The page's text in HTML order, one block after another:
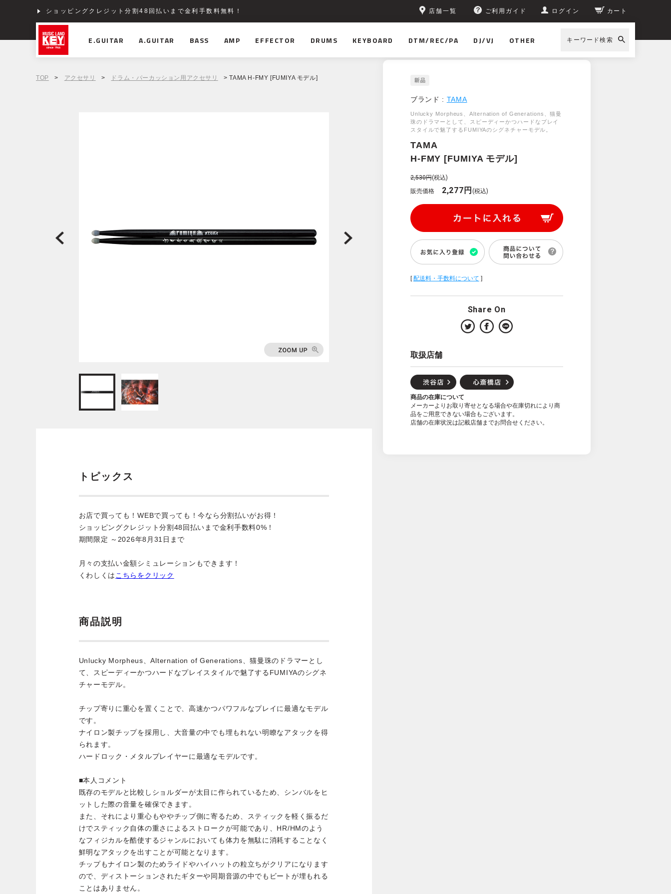
ショッピングクレジット分割48回払いまで金利手数料無料！ 店舗一覧 ご利用ガイド ログイン カート
E.GUITAR A.GUITAR BASS AMP EFFECTOR DRUMS KEYBOARD DTM/REC/PA DJ/VJ OTHER キーワード検索
TOP > アクセサリ > ドラム・パーカッション用アクセサリ > TAMA H-FMY [FUMIYA モデル]
ブランド : TAMA
Unlucky Morpheus、Alternation of Generations、猫曼
珠のドラマーとして、スピーディーかつハードなプレイ
スタイルで魅了するFUMIYAのシグネチャーモデル。
TAMA
H-FMY [FUMIYA モデル]
2,530円(税込)
販売価格
2,277円 (税込)
[配送料・手数料について ]
Share On
取扱店舗
商品の在庫について
メーカーよりお取り寄せとなる場合や在庫切れにより商
品をご用意できない場合もございます。
店舗の在庫状況は記載店舗までお問合せください。
トピックス
お店で買っても！WEBで買っても！今なら分割払いがお得！
ショッピングクレジット分割48回払いまで金利手数料0%！
期間限定 ～2026年8月31日まで
月々の支払い金額シミュレーションもできます！
くわしくは こちらをクリック
商品説明
Unlucky Morpheus、Alternation of Generations、猫曼珠のドラマーとし
て、スピーディーかつハードなプレイスタイルで魅了するFUMIYAのシグネ
チャーモデル。
チップ寄りに重心を置くことで、高速かつパワフルなプレイに最適なモデル
です。
ナイロン製チップを採用し、大音量の中でも埋もれない明瞭なアタックを得
られます。
ハードロック・メタルプレイヤーに最適なモデルです。
■本人コメント
既存のモデルと比較しショルダーが太目に作られているため、シンバルをヒ
ットした際の音量を確保できます。
また、それにより重心もややチップ側に寄るため、スティックを軽く振るだ
けでスティック自体の重さによるストロークが可能であり、HR/HMのよう
なフィジカルを酷使するジャンルにおいても体力を無駄に消耗することなく
鮮明なアタックを出すことが可能となります。
チップもナイロン製のためライドやハイハットの粒立ちがクリアになります
ので、ディストーションされたギターや同期音源の中でもビートが埋もれる
ことはありません。